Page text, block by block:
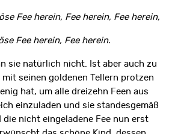
Fee herein, Fee herein, Fee herein,
Fee herein, Fee herein.
sie natürlich nicht. Ist aber auch zu
seinen goldenen Tellern protzen
hat, um alle dreizehn Feen aus
einzuladen und sie standesgemäß
nicht eingeladene Fee nun erst